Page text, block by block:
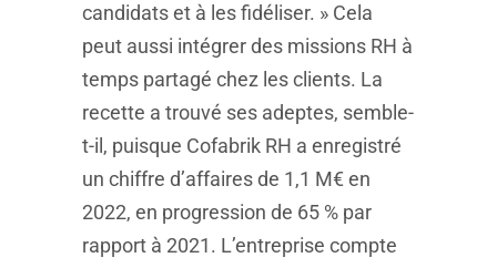
candidats et à les fidéliser. » Cela
peut aussi intégrer des missions RH à
temps partagé chez les clients. La
recette a trouvé ses adeptes, semble-
t-il, puisque Cofabrik RH a enregistré
un chiffre d’affaires de 1,1 M€ en
2022, en progression de 65 % par
rapport à 2021. L’entreprise compte